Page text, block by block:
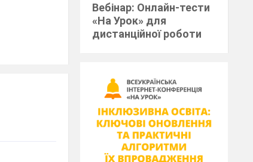
Вебінар: Онлайн-тести
«На Урок» для
дистанційної роботи